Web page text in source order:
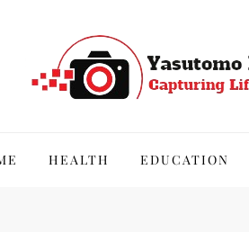
HEALTH EDUCATION